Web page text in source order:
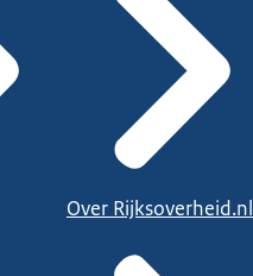
Over Rijksoverheid.nl